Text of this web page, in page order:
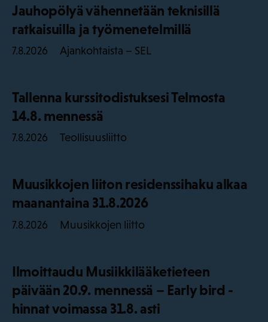
Jauhopölyä vähennetään teknisillä
ratkaisuilla ja työmenetelmillä
7.8.2026 Ajankohtaista – SEL
Tallenna kurssitodistuksesi Telmosta
14.8. mennessä
7.8.2026 Teollisuusliitto
Muusikkojen liiton residenssihaku alkaa
maanantaina 31.8.2026
7.8.2026 Muusikkojen liitto
Ilmoittaudu Musiikkilääketieteen
päivään 20.9. mennessä – Early bird -
hinnat voimassa 31.8. asti